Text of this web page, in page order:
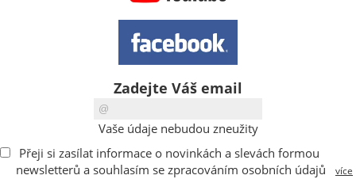
Zadejte Váš email
Vaše údaje nebudou zneužity
Přeji si zasílat informace o novinkách a slevách formou
newsletterů a souhlasím se zpracováním osobních údajů
více